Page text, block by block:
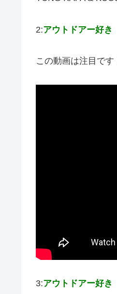
2:アウトドアー好き
この動画は注目です
3:アウトドアー好き